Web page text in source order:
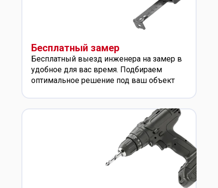
Бесплатный замер
Бесплатный выезд инженера на замер в
удобное для вас время. Подбираем
оптимальное решение под ваш объект